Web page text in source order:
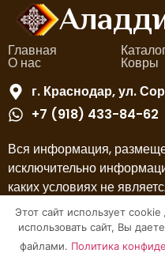
Главная
О нас Ковры
г. Краснодар, ул.
+7 (918) 433-84-62
Вся информация,
исключительно
каких условиях не
определяемой
прямо не указано.
Политика
Этот сайт использует
использовать сайт, Вы
файлами. Политика